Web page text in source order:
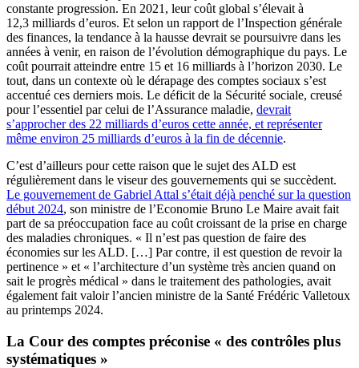
constante progression. En 2021, leur coût global s’élevait à
12,3 milliards d’euros. Et selon un rapport de l’Inspection générale
des finances, la tendance à la hausse devrait se poursuivre dans les
années à venir, en raison de l’évolution démographique du pays. Le
coût pourrait atteindre entre 15 et 16 milliards à l’horizon 2030. Le
tout, dans un contexte où le dérapage des comptes sociaux s’est
accentué ces derniers mois. Le déficit de la Sécurité sociale, creusé
pour l’essentiel par celui de l’Assurance maladie, devrait
s’approcher des 22 milliards d’euros cette année, et représenter
même environ 25 milliards d’euros à la fin de décennie.
C’est d’ailleurs pour cette raison que le sujet des ALD est
régulièrement dans le viseur des gouvernements qui se succèdent.
Le gouvernement de Gabriel Attal s’était déjà penché sur la question
début 2024, son ministre de l’Economie Bruno Le Maire avait fait
part de sa préoccupation face au coût croissant de la prise en charge
des maladies chroniques. « Il n’est pas question de faire des
économies sur les ALD. […] Par contre, il est question de revoir la
pertinence » et « l’architecture d’un système très ancien quand on
sait le progrès médical » dans le traitement des pathologies, avait
également fait valoir l’ancien ministre de la Santé Frédéric Valletoux
au printemps 2024.
La Cour des comptes préconise « des contrôles plus
systématiques »